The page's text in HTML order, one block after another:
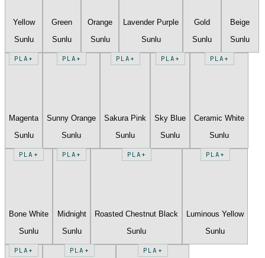
Yellow
Sunlu
Green
Sunlu
Orange
Sunlu
Lavender Purple
Sunlu
Gold
Sunlu
Beige
Sunlu
PLA+
Magenta
Sunlu
PLA+
Sunny Orange
Sunlu
PLA+
Sakura Pink
Sunlu
PLA+
Sky Blue
Sunlu
PLA+
Ceramic White
Sunlu
PLA+
Bone White
Sunlu
PLA+
Midnight
Sunlu
PLA+
Roasted Chestnut Black
Sunlu
PLA+
Luminous Yellow
Sunlu
PLA+ PLA+ PLA+